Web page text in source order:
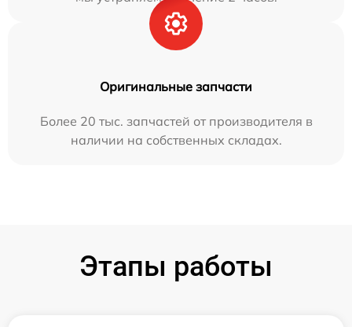
Оригинальные запчасти
Более 20 тыс. запчастей от производителя в
наличии на собственных складах.
Этапы работы